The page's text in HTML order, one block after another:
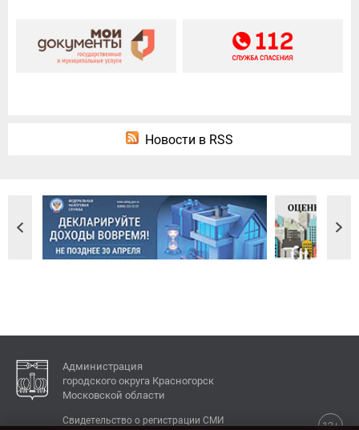
Новости в RSS
Администрация
городского округа Красногорск
Московской области
12+
Свидетельство о регистрации СМИ